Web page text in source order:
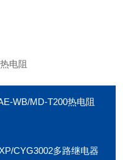
电阻
WB/MD-T200热电阻
CYG3002多路继电器